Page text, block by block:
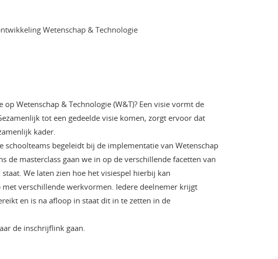
Wetenschap & Technologie
Wetenschap & Technologie (W&T)? Een visie vormt de
tot een gedeelde visie komen, zorgt ervoor dat
kader.
schoolteams begeleidt bij de implementatie van Wetenschap
de masterclass gaan we in op de verschillende facetten van
We laten zien hoe het visiespel hierbij kan
verschillende werkvormen. Iedere deelnemer krijgt
en is na afloop in staat dit in te zetten in de
de inschrijflink gaan.